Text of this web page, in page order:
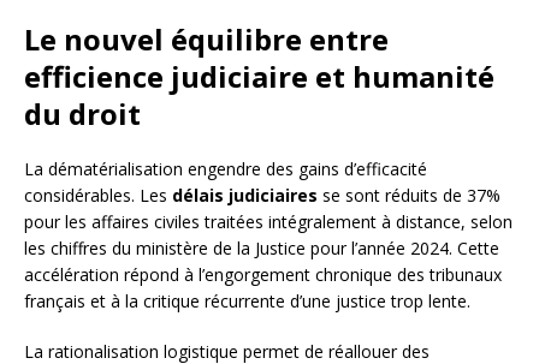
Le nouvel équilibre entre
efficience judiciaire et humanité
du droit
La dématérialisation engendre des gains d’efficacité
considérables. Les délais judiciaires se sont réduits de 37%
pour les affaires civiles traitées intégralement à distance, selon
les chiffres du ministère de la Justice pour l’année 2024. Cette
accélération répond à l’engorgement chronique des tribunaux
français et à la critique récurrente d’une justice trop lente.
La rationalisation logistique permet de réallouer des